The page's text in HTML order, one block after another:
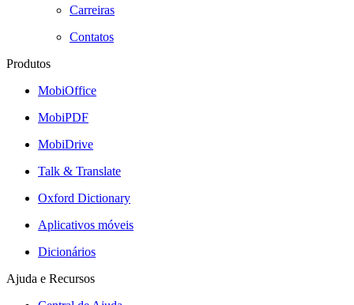
Carreiras
Contatos
Produtos
MobiOffice
MobiPDF
MobiDrive
Talk & Translate
Oxford Dictionary
Aplicativos móveis
Dicionários
Ajuda e Recursos